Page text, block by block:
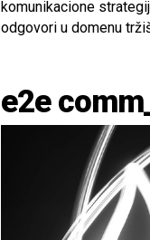
komunikacione
odgovori u domenu
e2e